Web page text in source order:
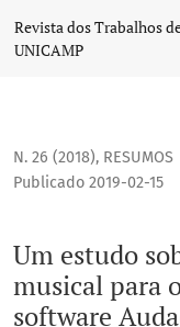
Um estudo sobre
Revista dos Trabalhos
UNICAMP
N. 26 (2018), RESUMOS
Um estudo
musical para
software
Publicado 2019-02-15